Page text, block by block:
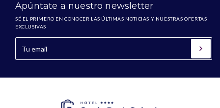
Apúntate a nuestro newsletter
SÉ EL PRIMERO EN CONOCER LAS ÚLTIMAS NOTICIAS Y NUESTRAS OFERTAS
EXCLUSIVAS